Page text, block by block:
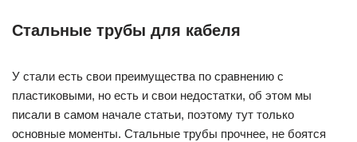
Стальные трубы для кабеля
У стали есть свои преимущества по сравнению с
пластиковыми, но есть и свои недостатки, об этом мы
писали в самом начале статьи, поэтому тут только
основные моменты. Стальные трубы прочнее, не боятся